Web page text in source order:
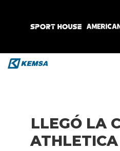
LLEGÓ LA